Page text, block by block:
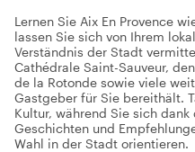
Lernen Sie Aix En Provence
lassen Sie sich von Ihrem
Verständnis der Stadt
Cathédrale Saint-Sauveur,
de la Rotonde sowie viele
Gastgeber für Sie bereithält.
Kultur, während Sie sich
Geschichten und
Wahl in der Stadt orientieren.